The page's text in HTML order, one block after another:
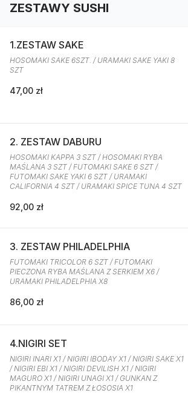
ZESTAWY SUSHI
1.ZESTAW SAKE
HOSOMAKI SAKE 6SZT. / URAMAKI SAKE YAKI 8
SZT
47,00 zł
2. ZESTAW DABURU
HOSOMAKI KAPPA 3 SZT / HOSOMAKI RYBA
MAŚLANA 3 SZT / FUTOMAKI SAKE 6 SZT /
FUTOMAKI SAKE YAKI 6 SZT / URAMAKI
CALIFORNIA 4 SZT / URAMAKI SPICE TUNA 4 SZT
92,00 zł
3. ZESTAW PHILADELPHIA
FUTOMAKI TRICOLOR 6 SZT / FUTOMAKI
PIECZONA RYBA MAŚLANA Z SERKIEM X6 /
URAMAKI PHILADELPHIA X8
86,00 zł
4.NIGIRI SET
NIGIRI INARI X1 / NIGIRI IBODAY X1 / NIGIRI SAKE X1
/ NIGIRI EBI X1 / NIGIRI DEVILISH X1 / NIGIRI
MAGURO X1 / NIGIRI UNAGI X1 / GUNKAN Z
PIKANTNYM TATREM Z ŁOSOSIA X1